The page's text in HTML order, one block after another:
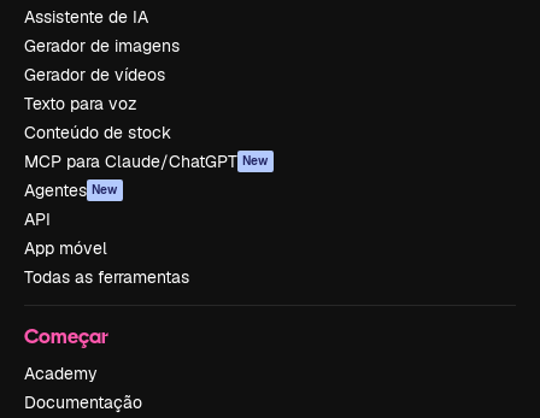
Assistente de IA
Gerador de imagens
Gerador de vídeos
Texto para voz
Conteúdo de stock
MCP para Claude/ChatGPT New
Agentes New
API
App móvel
Todas as ferramentas
Começar
Academy
Documentação